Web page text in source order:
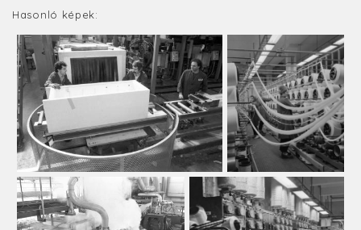
Hasonló képek: